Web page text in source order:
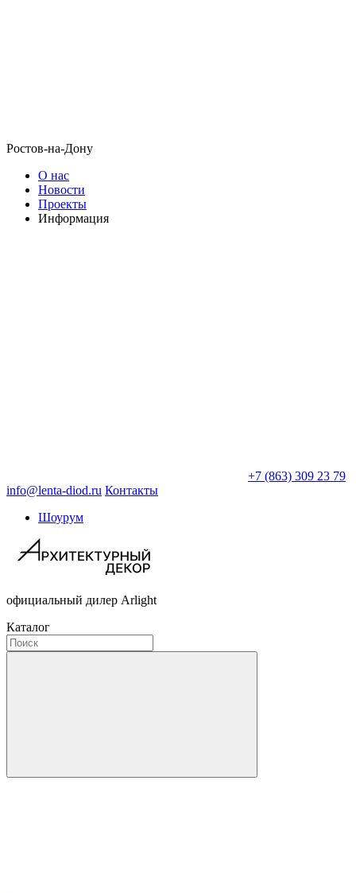
Ростов-на-Дону
О нас
Новости
Проекты
Информация
+7 (863) 309 23 79
info@lenta-diod.ru Контакты
Шоурум
официальный дилер Arlight
Каталог